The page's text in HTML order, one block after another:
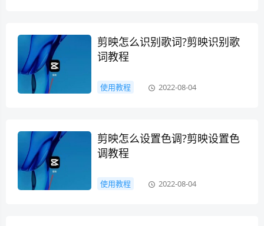
剪映怎么识别歌词?剪映识别歌
词教程
使用教程 2022-08-04
剪映怎么设置色调?剪映设置色
调教程
使用教程 2022-08-04